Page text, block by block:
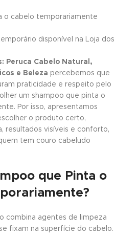
disponível na Loja dos
Peruca Cabelo Natural,
e Beleza percebemos que
praticidade e respeito pelo
um shampoo que pinta o
Por isso, apresentamos
o produto certo,
resultados visíveis e conforto,
tem couro cabeludo
que Pinta o
combina agentes de limpeza
fixam na superfície do cabelo.